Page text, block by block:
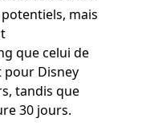
mais
que celui de
pour Disney
tandis que
30 jours.